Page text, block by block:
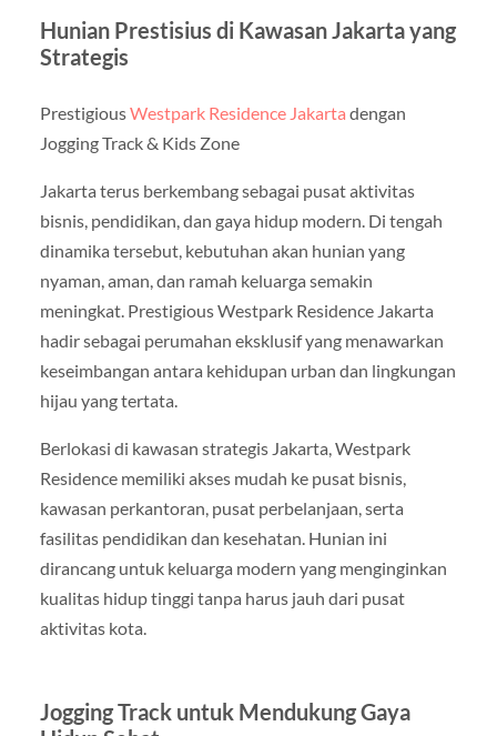
Hunian Prestisius di Kawasan Jakarta yang
Strategis
PrestigiousWestpark Residence Jakarta dengan
Jogging Track & Kids Zone
Jakarta terus berkembang sebagai pusat aktivitas
bisnis, pendidikan, dan gaya hidup modern. Di tengah
dinamika tersebut, kebutuhan akan hunian yang
nyaman, aman, dan ramah keluarga semakin
meningkat. Prestigious Westpark Residence Jakarta
hadir sebagai perumahan eksklusif yang menawarkan
keseimbangan antara kehidupan urban dan lingkungan
hijau yang tertata.
Berlokasi di kawasan strategis Jakarta, Westpark
Residence memiliki akses mudah ke pusat bisnis,
kawasan perkantoran, pusat perbelanjaan, serta
fasilitas pendidikan dan kesehatan. Hunian ini
dirancang untuk keluarga modern yang menginginkan
kualitas hidup tinggi tanpa harus jauh dari pusat
aktivitas kota.
Jogging Track untuk Mendukung Gaya